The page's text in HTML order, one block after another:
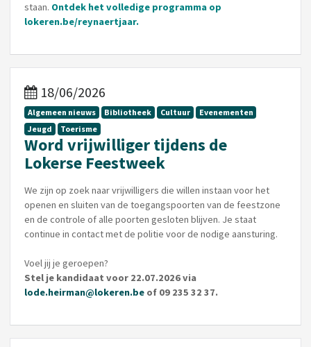
staan. Ontdek het volledige programma op
lokeren.be/reynaertjaar.
18/06/2026
Algemeen nieuws Bibliotheek Cultuur
Evenementen
Jeugd
Toerisme
Word vrijwilliger tijdens de
Lokerse Feestweek
We zijn op zoek naar vrijwilligers die willen instaan voor het
openen en sluiten van de toegangspoorten van de feestzone
en de controle of alle poorten gesloten blijven. Je staat
continue in contact met de politie voor de nodige aansturing.
Voel jij je geroepen?
Stel je kandidaat voor 22.07.2026 via
lode.heirman@lokeren.be of 09 235 32 37.